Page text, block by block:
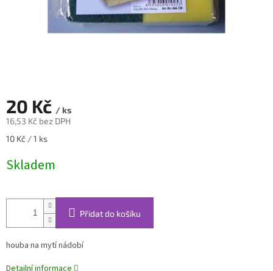
20 Kč / ks
16,53 Kč bez DPH
Měrná
10 Kč / 1 ks
Skladem
Přidat do košíku
houba na mytí nádobí